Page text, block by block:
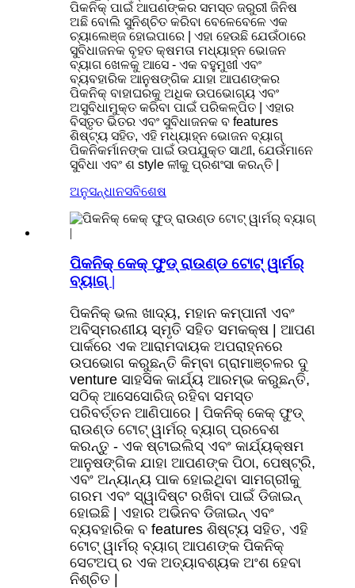
ପିକନିକ୍ ପାଇଁ ଆପଣଙ୍କର ସମସ୍ତ ଜରୁରୀ ଜିନିଷ
ଅଛି ବୋଲି ସୁନିଶ୍ଚିତ କରିବା ବେଳେବେଳେ ଏକ
ଚ୍ୟାଲେଞ୍ଜ ହୋଇପାରେ | ଏହା ହେଉଛି ଯେଉଁଠାରେ
ସୁବିଧାଜନକ ବୃହତ କ୍ଷମତା ମଧ୍ୟାହ୍ନ ଭୋଜନ
ବ୍ୟାଗ ଖେଳକୁ ଆସେ - ଏକ ବହୁମୁଖୀ ଏବଂ
ବ୍ୟବହାରିକ ଆନୁଷଙ୍ଗିକ ଯାହା ଆପଣଙ୍କର
ପିକନିକ୍ ବାହାଘରକୁ ଅଧିକ ଉପଭୋଗ୍ୟ ଏବଂ
ଅସୁବିଧାମୁକ୍ତ କରିବା ପାଇଁ ପରିକଳ୍ପିତ | ଏହାର
ବିସ୍ତୃତ ଭିତର ଏବଂ ସୁବିଧାଜନକ ବ features
ଶିଷ୍ଟ୍ୟ ସହିତ, ଏହି ମଧ୍ୟାହ୍ନ ଭୋଜନ ବ୍ୟାଗ୍
ପିକନିକର୍ମାନଙ୍କ ପାଇଁ ଉପଯୁକ୍ତ ସାଥୀ, ଯେଉଁମାନେ
ସୁବିଧା ଏବଂ ଶ style ଳୀକୁ ପ୍ରଶଂସା କରନ୍ତି |
ଅନୁସନ୍ଧାନସବିଶେଷ
ପିକନିକ୍ କେକ୍ ଫୁଡ୍ ରାଉଣ୍ଡ ଟୋଟ୍ ୱାର୍ମର୍
ବ୍ୟାଗ୍ |
ପିକନିକ୍ ଭଲ ଖାଦ୍ୟ, ମହାନ କମ୍ପାନୀ ଏବଂ
ଅବିସ୍ମରଣୀୟ ସ୍ମୃତି ସହିତ ସମକକ୍ଷ | ଆପଣ
ପାର୍କରେ ଏକ ଆରାମଦାୟକ ଅପରାହ୍ନରେ
ଉପଭୋଗ କରୁଛନ୍ତି କିମ୍ବା ଗ୍ରାମାଞ୍ଚଳର ଦୁ
venture ସାହସିକ କାର୍ଯ୍ୟ ଆରମ୍ଭ କରୁଛନ୍ତି,
ସଠିକ୍ ଆସେସୋରିଜ୍ ରହିବା ସମସ୍ତ
ପରିବର୍ତ୍ତନ ଆଣିପାରେ | ପିକନିକ୍ କେକ୍ ଫୁଡ୍
ରାଉଣ୍ଡ ଟୋଟ୍ ୱାର୍ମର୍ ବ୍ୟାଗ୍ ପ୍ରବେଶ
କରନ୍ତୁ - ଏକ ଷ୍ଟାଇଲିସ୍ ଏବଂ କାର୍ଯ୍ୟକ୍ଷମ
ଆନୁଷଙ୍ଗିକ ଯାହା ଆପଣଙ୍କ ପିଠା, ପେଷ୍ଟ୍ରି,
ଏବଂ ଅନ୍ୟାନ୍ୟ ପାକ ହୋଇଥିବା ସାମଗ୍ରୀକୁ
ଗରମ ଏବଂ ସ୍ୱାଦିଷ୍ଟ ରଖିବା ପାଇଁ ଡିଜାଇନ୍
ହୋଇଛି | ଏହାର ଅଭିନବ ଡିଜାଇନ୍ ଏବଂ
ବ୍ୟବହାରିକ ବ features ଶିଷ୍ଟ୍ୟ ସହିତ, ଏହି
ଟୋଟ୍ ୱାର୍ମର୍ ବ୍ୟାଗ୍ ଆପଣଙ୍କ ପିକନିକ୍
ସେଟଅପ୍ ର ଏକ ଅତ୍ୟାବଶ୍ୟକ ଅଂଶ ହେବା
ନିଶ୍ଚିତ |